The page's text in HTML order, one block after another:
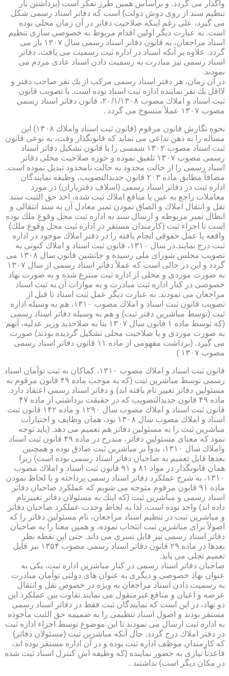
واگذار می گردد. و براساس همین طرز تفكر است (برداشتن بار
تنظیم سند از روی دوش دولت) است كه دفاتر اسناد رسمی شكل
می گیرد، علی رغم اینكه صلاحیت دفاتر در آن زمان محلی بوده
است. به عبارت دیگر اولین اقدام مربوط به خصوصی سازی تنظیم
اسناد مراجعان، به قانون دفاتر اسناد رسمی سال ۱۳۰۷ باز می
گردد. علاوه بر آنكه اسناد در اداره ثبت رسمیت می یافت، دفاتر
اسناد رسمی نیز مبادرت به رسمیت دادن اسناد عادی مردم می
نمودند.
در آن زمان، هر دفتر اسناد رسمی مركب از یك نفر صاحب دفتر و
لااقل یك نفر نماینده اداره ثبت اسناد بوده است. با تصویب قانون
ثبت اسناد و املاك مصوب ۲۰/۱/۱۳۰۸، قانون دفاتر اسناد رسمی
مصوب ۱۳۰۷ عملاً منسوخ می گردد .
نحوه نگارش قانون مرقوم (قانون ثبت اسناد واملاك ۱۳۰۸) این
مسأله را به ذهن تداعی می نماید كه قانونگذار وقت، به نوعی قانون
ثبت اسناد مصوب ۱۳۰۲ شمسی را با قانون تشكیل دفاتر اسناد
رسمی مصوب ۱۳۰۷ تلفیق نموده و حوزه صلاحیت محلی دفاتر
اسناد رسمی را از حالت محدود به حالت نامحدود تبدیل نموده است.
مضافاً مطابق ماده ۲۰۳ قانون جدیدالتصویب، وظیفه نمایندگان
اداره ثبت در دفاتر اسناد رسمی (اسلاف دفتریاران) در مورد
معاملات راجع به عین یا منافع املاك ثبت شده، اخذ حق الثبت سند
نقل و انتقال املاك و الصاق نمودن تمبر معادل آن به سند انتقالی و
ابطال تمبر مربوطه و ارسال سند به اداره ثبت محل وقوع ملك بوده
است تا اجزاء ثبت (كارمندان مستقر در اداره ثبت محل وقوع ملك)
واقعه یا عمل حقوقی انجام یافته را در دفتر املاك موجود در اداره
ثبت درج نمایند.در سال ۱۳۱۰، قانون ثبت اسناد و املاك كنونی به
تصویب مجلس شورای ملی رسیده و جانشین قانون سال ۱۳۰۸ می
گردد و این در حالی است كه عملاً دفاتر اسناد رسمی از سال ۱۳۰۷
به صورت موردی و محلی از اداره ثبت منتزع شده و به صورت نهاد
خصوصی در كنار اداره ثبت مبادرت و به موازات آن به ثبت اسناد
مراجعان می نمودند. به عبارت دیگر عمل ثبت اسناد تا قبل از
تصویب قانون ثبت اسناد و املاك مصوب ۱۳۱۰، هم به وسیله اداره
ثبت (توسط مباشرین دفتر ثبت) و هم به وسیله دفاتر اسناد رسمی
(كه توسط ماده ۱ قانون سال ۱۳۰۷ بنا به صلاحدید وزیر عدلیه، آنهم
به صورت موردی و با صلاحیت محلی تشكیل گردیده بودند) صورت
می گیرد. (برداشت مفهومی از ماده ۱۱ قانون دفاتر اسناد رسمی
مصوب ۱۳۰۷ )
قانون ثبت اسناد و املاك مصوب ۱۳۱۰، كماكان به ثبت توأمان اسناد
رسمی توسط مباشرین ثبت (كه به موجب ماده ۴۹ قانون مرقوم به
مسئولین دفاتر تغییر نام یافته اند) و دفاتر اسناد رسمی اعتقاد دارد.
ماده ۴۹ قانون جدیدالتصویب كه در حقیقت برداشتی از ماده ۴۷
قانون ثبت اسناد و املاك مصوب سال ۱۲۹۰ و ماده ۱۴۲ قانون ثبت
اسناد و املاك مصوب سال ۱۳۰۸ بود، همان وظایف و اختیارات
مباشرین ثبت را به مسئولین دفاتر هم تعمیم می دهد. (باید توجه
نمود كه معنای مسئولین دفاتر، مندرج در ماده ۴۹ قانون ثبت اسناد
واملاك سال ۱۳۱۰، بدواً بر مباشرین ثبت صادق بوده و همچنین
بعدها قابل تعمیم به صاحبان دفاتر اسناد رسمی بوده است) زیرا
همان قانونگذار در مواد ۸۱ و ۹۱ قانون ثبت اسناد و املاك مصوب
۱۳۱۰، به شرح عملكرد دفاتر اسناد رسمی پرداخته و با لحاظ نمودن
ماده ۹۱ قانون مرقوم متوجه می شویم كه عملكرد صاحبان دفاتر
اسناد رسمی و مباشرین ثبت (كه اینك به مسئولان دفاتر تغییرنام
داده اند) واحد بوده است، لذا به لحاظ وحدت عملكرد صاحبان دفاتر
و مباشرین ثبت در تنظیم اسناد مراجعان، نام مسئولین دفاتر را كه
اصولاً برای مباشرین ثبت انتخاب نموده، و همین معنا را به صاحبان
دفاتر اسناد رسمی نیز قابل تسری می داند. حتی این نقطه نظر
بعدها در ماده ۲۹ قانون دفاتر اسناد رسمی مصوب ۱۳۵۴ نیز قابل
تعمیم تجلی می یابد.
صاحبان دفاتر اسناد رسمی در كنار مباشرین اداره ثبت، یكی به
عنوان نهاد خصوصی و دیگری به عنوان های دولتی توأمان مبادرت
به رسمیت دادن اسناد مراجعان به ویژه در خصوص نقل و انتقال
عرصه و اعیان و منافع غیرمنقول می نمایند.تفاوت بین عملكرد این
دو نهاد، در این است كه نمایندگان ثبت فقط در دفاتر اسناد رسمی
مستقر بودند و اصول اسناد تنظیمی را به ضمیمه حق الثبت مأخوذه
به اداره ثبت ارسال می نمودند تا این موضوع توسط اجزاء اداره ثبت
در دفتر املاك درج گردد. حال آنكه مباشرین ثبت (مسئولان دفاتر)
كه كارمندان موظف اداره ثبت بوده و در آن اداره مستقر بوده اند،
قاعدتاً نیازی به حضور نماینده (كه وظیفه اش كنترل اسناد ثبت شده
در مكان دیگر است) نداشتند .